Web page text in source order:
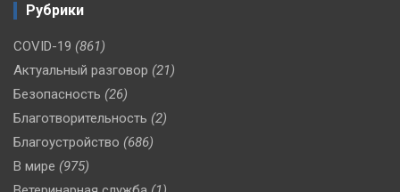
Рубрики
COVID-19 (861)
Актуальный разговор (21)
Безопасность (26)
Благотворительность (2)
Благоустройство (686)
В мире (975)